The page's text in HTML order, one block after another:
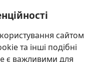
сайтом
та інші подібні
є важливими для
його медичним станом,
медичні стратегії, згадані
лікаря або іншого фахівця
лікування. Проконсультуйтеся